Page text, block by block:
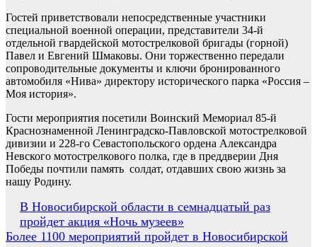
Гостей приветствовали непосредственные участники
специальной военной операции, представители 34-й
отдельной гвардейской мотострелковой бригады (горной)
Павел и Евгений Шмаковы. Они торжественно передали
сопроводительные документы и ключи бронированного
автомобиля «Нива» директору исторического парка «Россия –
Моя история».
Гости мероприятия посетили Воинский Мемориал 85-й
Краснознаменной Ленинградско-Павловской мотострелковой
дивизии и 228-го Севастопольского ордена Александра
Невского мотострелкового полка, где в преддверии Дня
Победы почтили память солдат, отдавших свою жизнь за
нашу Родину.
Навигация
по
В Новосибирской области в семнадцатый раз
пройдет акция «Ночь музеев»
Более 1100 мероприятий пройдет в Новосибирской